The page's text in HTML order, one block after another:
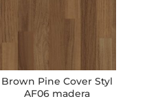
Brown Pine Cover Styl
AF06 madera